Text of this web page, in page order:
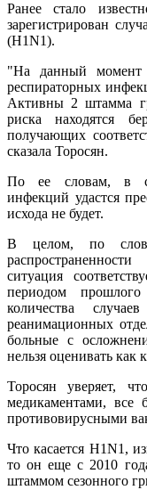
Ранее стало
зарегистрирован
(H1N1).
"На данный момент
респираторных
Активны 2 штамма
риска находятся
получающих
сказала Торосян.
По ее словам, в
инфекций удастся
исхода не будет.
В целом, по
ситуация
периодом
количества
реанимационных
больные с
нельзя оценивать как
Торосян уверяет,
медикаментами, все
противовирусными
Что касается H1N1,
то он еще с 2010
штаммом сезонного